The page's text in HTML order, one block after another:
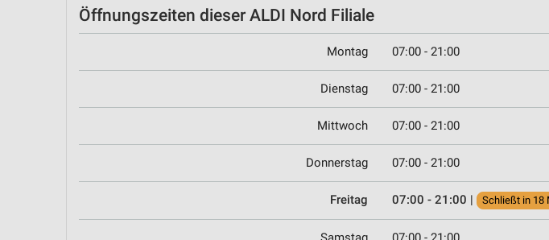
Öffnungszeiten dieser ALDI Nord Filiale
Montag 07:00 - 21:00
Dienstag 07:00 - 21:00
Mittwoch 07:00 - 21:00
Donnerstag 07:00 - 21:00
Freitag 07:00 - 21:00 | Schließt in 18